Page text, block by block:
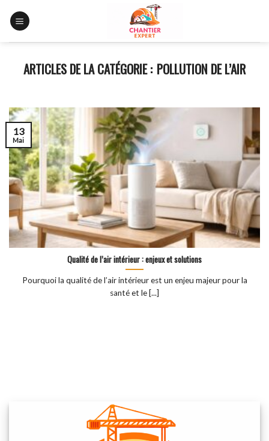
POLLUTION DE L’AIR
Qualité de l’air intérieur : enjeux et solutions
Pourquoi la qualité de l’air intérieur est un enjeu majeur pour la
santé et le [...]
13
Mai